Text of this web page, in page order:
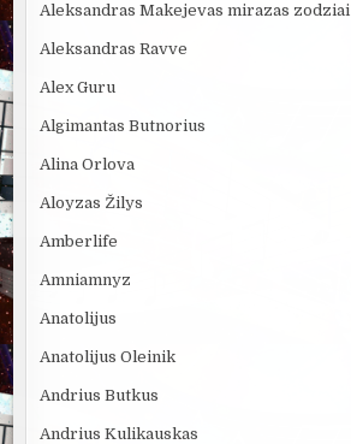
Aleksandras Makejevas mirazas zodziai
Aleksandras Ravve
Alex Guru
Algimantas Butnorius
Alina Orlova
Aloyzas Žilys
Amberlife
Amniamnyz
Anatolijus
Anatolijus Oleinik
Andrius Butkus
Andrius Kulikauskas